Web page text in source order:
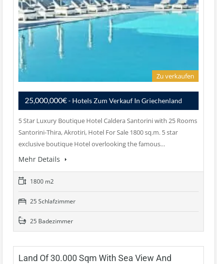
Zu verkaufen
25,000,000€- Hotels Zum Verkauf In Griechenland
5 Star Luxury Boutique Hotel Caldera Santorini with 25 Rooms
Santorini-Thira, Akrotiri, Hotel For Sale 1800 sq.m. 5 star
exclusive boutique Hotel overlooking the famous…
Mehr Details
1800 m2
25 Schlafzimmer
25 Badezimmer
Land Of 30.000 Sqm With Sea View And